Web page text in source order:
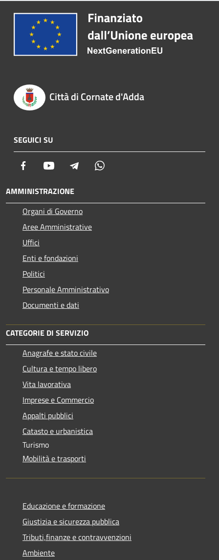
Città di Cornate d'Adda
SEGUICI SU
Facebook Youtube Telegram
AMMINISTRAZIONE
Organi di Governo
Aree Amministrative
Uffici
Enti e fondazioni
Politici
Personale Amministrativo
Documenti e dati
CATEGORIE DI SERVIZIO
Anagrafe e stato civile
Cultura e tempo libero
Vita lavorativa
Imprese e Commercio
Appalti pubblici
Catasto e urbanistica
Turismo
Mobilità e trasporti
Educazione e formazione
Giustizia e sicurezza pubblica
Tributi,finanze e contravvenzioni
Ambiente